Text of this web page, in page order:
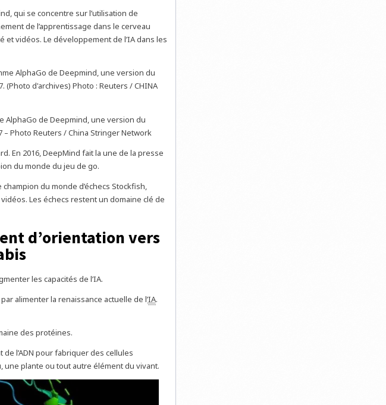
qui se concentre sur l’utilisation de
de l’apprentissage dans le cerveau
vidéos. Le développement de l’IA dans les
AlphaGo de Deepmind, une version du
Photo Reuters / China Stringer Network
En 2016, DeepMind fait la une de la presse
du monde du jeu de go.
du monde d’échecs Stockfish,
Les échecs restent un domaine clé de
d’orientation vers
les capacités de l’IA.
alimenter la renaissance actuelle de l’IA.
des protéines.
l’ADN pour fabriquer des cellules
une plante ou tout autre élément du vivant.